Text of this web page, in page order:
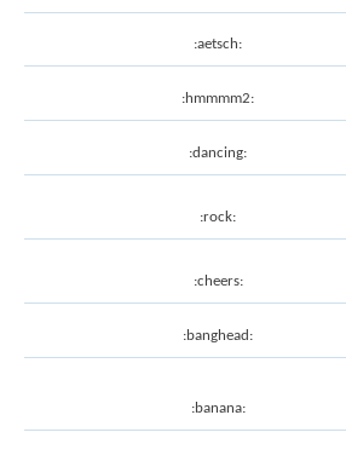
:aetsch:
:hmmmm2:
:dancing:
:rock:
:cheers:
:banghead:
:banana: